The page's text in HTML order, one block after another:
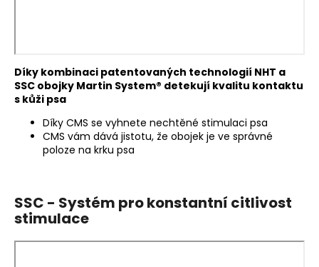
Díky kombinaci patentovaných technologií NHT a
SSC obojky Martin System® detekují kvalitu kontaktu
s kůži psa
Díky CMS se vyhnete nechtěné stimulaci psa
CMS vám dává jistotu, že obojek je ve správné
poloze na krku psa
SSC - Systém pro konstantní citlivost
stimulace